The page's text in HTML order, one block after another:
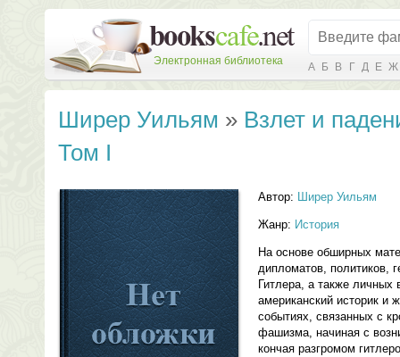
Электронная библиотека А Б В Г Д Е Ж
Ширер Уильям » Взлет и
Том I
Автор: Ширер Уильям
Жанр: История
На основе обширных
дипломатов, политиков,
Гитлера, а также личных
американский историк и
событиях, связанных с
фашизма, начиная с
кончая разгромом